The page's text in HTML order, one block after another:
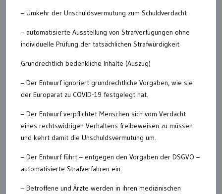
– Umkehr der Unschuldsvermutung zum Schuldverdacht
– automatisierte Ausstellung von Strafverfügungen ohne
individuelle Prüfung der tatsächlichen Strafwürdigkeit
Grundrechtlich bedenkliche Inhalte (Auszug)
– Der Entwurf ignoriert grundrechtliche Vorgaben, wie sie
der Europarat zu COVID-19 festgelegt hat.
– Der Entwurf verpflichtet Menschen sich vom Verdacht
eines rechtswidrigen Verhaltens freibeweisen zu müssen
und kehrt damit die Unschuldsvermutung um.
– Der Entwurf führt – entgegen den Vorgaben der DSGVO –
automatisierte Strafverfahren ein.
– Betroffene und Ärzte werden in ihren medizinischen